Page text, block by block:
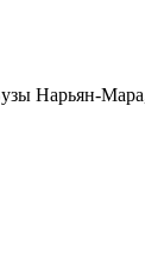
Нарьян-